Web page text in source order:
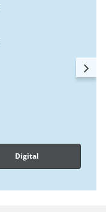
Digital